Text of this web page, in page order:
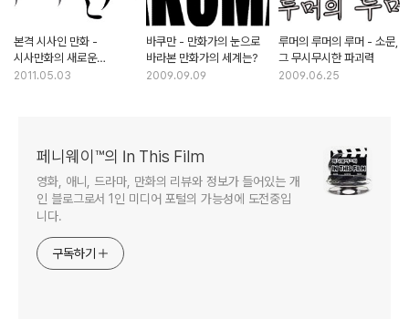
본격 시사인 만화 -
시사만화의 새로운
패러다임
2011.05.03
바쿠만 - 만화가의 눈으로
바라본 만화가의 세계는?
2009.09.09
루머의 루머의 루머 - 소문,
그 무시무시한 파괴력
2009.06.25
페니웨이™의 In This Film
영화, 애니, 드라마, 만화의 리뷰와 정보가 들어있는 개
인 블로그로서 1인 미디어 포털의 가능성에 도전중입
니다.
구독하기